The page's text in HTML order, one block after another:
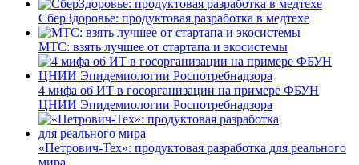
СберЗдоровье: продуктовая разработка в медтехе
МТС: взять лучшее от стартапа и экосистемы
4 мифа об ИТ в госорганизации на примере ФБУН
ЦНИИ Эпидемиологии Роспотребнадзора
«Петрович-Тех»: продуктовая разработка для реального
мира